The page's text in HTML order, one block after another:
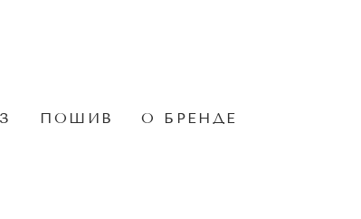
ПОШИВ
О БРЕНДЕ